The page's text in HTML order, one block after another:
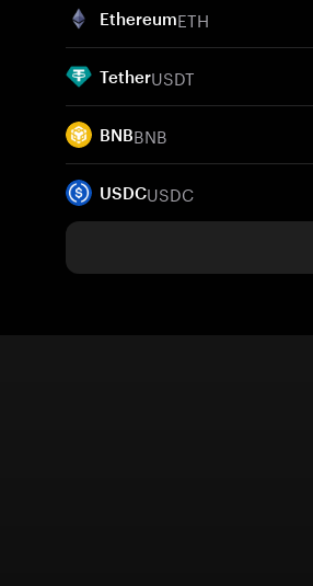
EthereumETH
TetherUSDT
BNBBNB
USDCUSDC